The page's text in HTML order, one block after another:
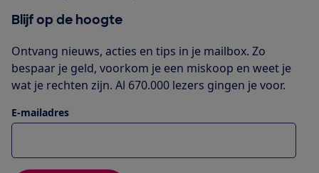
Blijf op de hoogte
Ontvang nieuws, acties en tips in je mailbox. Zo
bespaar je geld, voorkom je een miskoop en weet je
wat je rechten zijn. Al 670.000 lezers gingen je voor.
E-mailadres